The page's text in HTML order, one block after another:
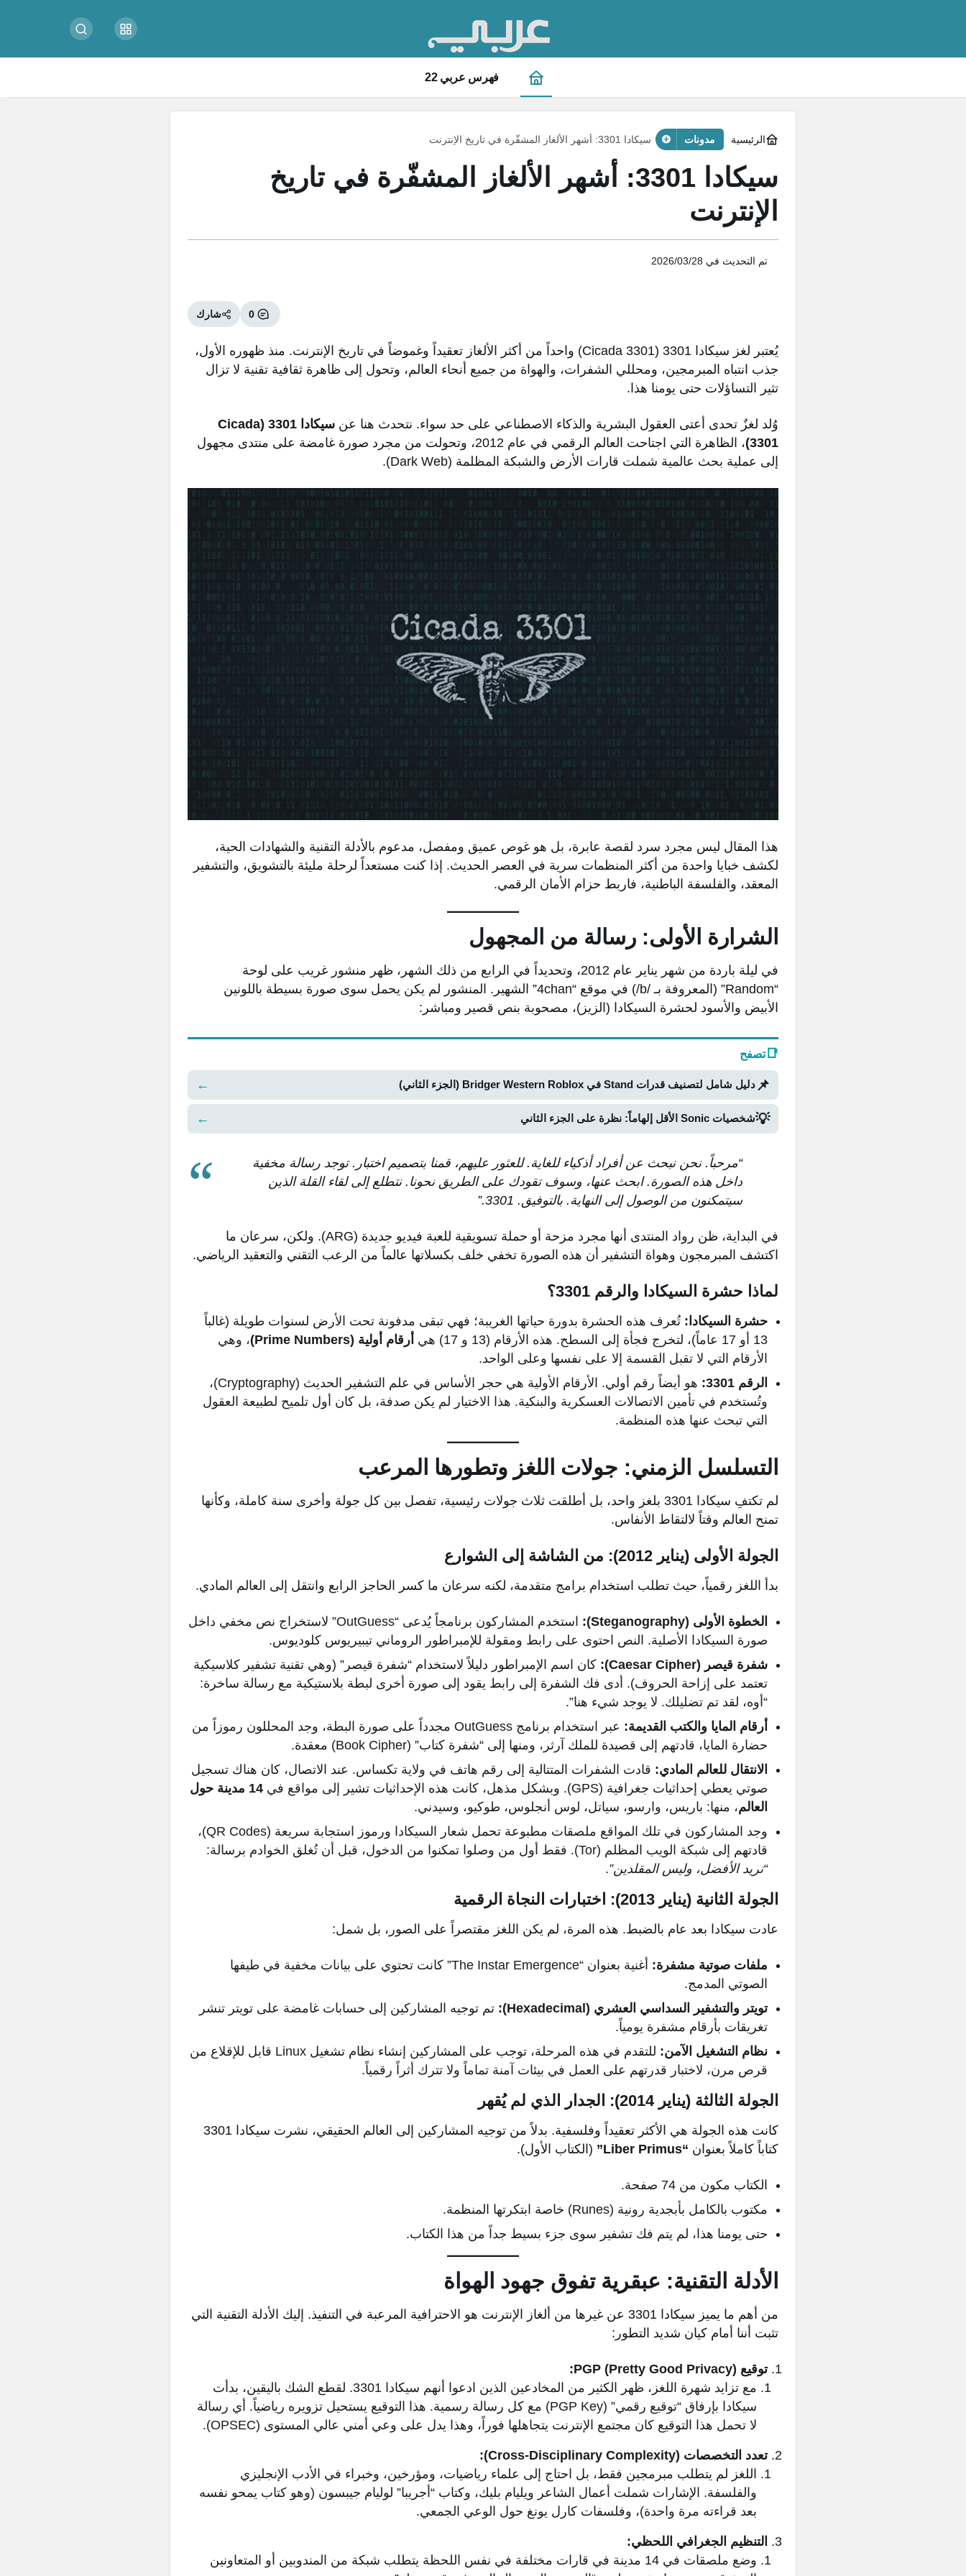
فهرس عربي 22
الرئيسية مدونات سيكادا 3301: أشهر الألغاز المشفّرة في تاريخ الإنترنت
سيكادا 3301: أشهر الألغاز المشفّرة في تاريخ
الإنترنت
تم التحديث في 2026/03/28
0 شارك
يُعتبر لغز سيكادا 3301 (Cicada 3301) واحداً من أكثر الألغاز تعقيداً وغموضاً في تاريخ الإنترنت. منذ ظهوره الأول،
جذب انتباه المبرمجين، ومحللي الشفرات، والهواة من جميع أنحاء العالم، وتحول إلى ظاهرة ثقافية تقنية لا تزال
تثير التساؤلات حتى يومنا هذا.
وُلد لغزٌ تحدى أعتى العقول البشرية والذكاء الاصطناعي على حد سواء. نتحدث هنا عن
سيكادا 3301 (Cicada
3301)
، الظاهرة التي اجتاحت العالم الرقمي في عام 2012، وتحولت من مجرد صورة غامضة على منتدى مجهول
إلى عملية بحث عالمية شملت قارات الأرض والشبكة المظلمة (Dark Web).
هذا المقال ليس مجرد سرد لقصة عابرة، بل هو غوص عميق ومفصل، مدعوم بالأدلة التقنية والشهادات الحية،
لكشف خبايا واحدة من أكثر المنظمات سرية في العصر الحديث. إذا كنت مستعداً لرحلة مليئة بالتشويق، والتشفير
المعقد، والفلسفة الباطنية، فاربط حزام الأمان الرقمي.
الشرارة الأولى: رسالة من المجهول
في ليلة باردة من شهر يناير عام 2012، وتحديداً في الرابع من ذلك الشهر، ظهر منشور غريب على لوحة
“Random” (المعروفة بـ /b/) في موقع “4chan” الشهير. المنشور لم يكن يحمل سوى صورة بسيطة باللونين
الأبيض والأسود لحشرة السيكادا (الزيز)، مصحوبة بنص قصير ومباشر:
📑تصفح
📌دليل شامل لتصنيف قدرات Stand في Bridger Western Roblox (الجزء الثاني) ←
💡شخصيات Sonic الأقل إلهاماً: نظرة على الجزء الثاني ←
“مرحباً. نحن نبحث عن أفراد أذكياء للغاية. للعثور عليهم، قمنا بتصميم اختبار. توجد رسالة مخفية
داخل هذه الصورة. ابحث عنها، وسوف تقودك على الطريق نحونا. نتطلع إلى لقاء القلة الذين
سيتمكنون من الوصول إلى النهاية. بالتوفيق. 3301.”
في البداية، ظن رواد المنتدى أنها مجرد مزحة أو حملة تسويقية للعبة فيديو جديدة (ARG). ولكن، سرعان ما
اكتشف المبرمجون وهواة التشفير أن هذه الصورة تخفي خلف بكسلاتها عالماً من الرعب التقني والتعقيد الرياضي.
لماذا حشرة السيكادا والرقم 3301؟
حشرة السيكادا: تُعرف هذه الحشرة بدورة حياتها الغريبة؛ فهي تبقى مدفونة تحت الأرض لسنوات طويلة (غالباً
13 أو 17 عاماً)، لتخرج فجأة إلى السطح. هذه الأرقام (13 و 17) هي
أرقام أولية (Prime Numbers)
، وهي
الأرقام التي لا تقبل القسمة إلا على نفسها وعلى الواحد.
الرقم 3301:
هو أيضاً رقم أولي. الأرقام الأولية هي حجر الأساس في علم التشفير الحديث (Cryptography)،
وتُستخدم في تأمين الاتصالات العسكرية والبنكية. هذا الاختيار لم يكن صدفة، بل كان أول تلميح لطبيعة العقول
التي تبحث عنها هذه المنظمة.
التسلسل الزمني: جولات اللغز وتطورها المرعب
لم تكتفِ سيكادا 3301 بلغز واحد، بل أطلقت ثلاث جولات رئيسية، تفصل بين كل جولة وأخرى سنة كاملة، وكأنها
تمنح العالم وقتاً لالتقاط الأنفاس.
الجولة الأولى (يناير 2012): من الشاشة إلى الشوارع
بدأ اللغز رقمياً، حيث تطلب استخدام برامج متقدمة، لكنه سرعان ما كسر الحاجز الرابع وانتقل إلى العالم المادي.
الخطوة الأولى (Steganography):
استخدم المشاركون برنامجاً يُدعى “OutGuess” لاستخراج نص مخفي داخل
صورة السيكادا الأصلية. النص احتوى على رابط ومقولة للإمبراطور الروماني تيبيريوس كلوديوس.
شفرة قيصر (Caesar Cipher):
كان اسم الإمبراطور دليلاً لاستخدام “شفرة قيصر” (وهي تقنية تشفير كلاسيكية
تعتمد على إزاحة الحروف). أدى فك الشفرة إلى رابط يقود إلى صورة أخرى لبطة بلاستيكية مع رسالة ساخرة:
“أوه، لقد تم تضليلك. لا يوجد شيء هنا”.
أرقام المايا والكتب القديمة:
عبر استخدام برنامج OutGuess مجدداً على صورة البطة، وجد المحللون رموزاً من
حضارة المايا، قادتهم إلى قصيدة للملك آرثر، ومنها إلى “شفرة كتاب” (Book Cipher) معقدة.
الانتقال للعالم المادي: قادت الشفرات المتتالية إلى رقم هاتف في ولاية تكساس. عند الاتصال، كان هناك تسجيل
صوتي يعطي إحداثيات جغرافية (GPS). وبشكل مذهل، كانت هذه الإحداثيات تشير إلى مواقع في
14 مدينة حول
العالم، منها: باريس، وارسو، سياتل، لوس أنجلوس، طوكيو، وسيدني.
وجد المشاركون في تلك المواقع ملصقات مطبوعة تحمل شعار السيكادا ورموز استجابة سريعة (QR Codes)،
قادتهم إلى شبكة الويب المظلم (Tor). فقط أول من وصلوا تمكنوا من الدخول، قبل أن تُغلق الخوادم برسالة:
“نريد الأفضل، وليس المقلدين”.
الجولة الثانية (يناير 2013): اختبارات النجاة الرقمية
عادت سيكادا بعد عام بالضبط. هذه المرة، لم يكن اللغز مقتصراً على الصور، بل شمل:
ملفات صوتية مشفرة:
أغنية بعنوان “The Instar Emergence” كانت تحتوي على بيانات مخفية في طيفها
الصوتي المدمج.
تويتر والتشفير السداسي العشري (Hexadecimal):
تم توجيه المشاركين إلى حسابات غامضة على تويتر تنشر
تغريقات بأرقام مشفرة يومياً.
نظام التشغيل الآمن:
للتقدم في هذه المرحلة، توجب على المشاركين إنشاء نظام تشغيل Linux قابل للإقلاع من
قرص مرن، لاختبار قدرتهم على العمل في بيئات آمنة تماماً ولا تترك أثراً رقمياً.
الجولة الثالثة (يناير 2014): الجدار الذي لم يُقهر
كانت هذه الجولة هي الأكثر تعقيداً وفلسفية. بدلاً من توجيه المشاركين إلى العالم الحقيقي، نشرت سيكادا 3301
كتاباً كاملاً بعنوان “Liber Primus” (الكتاب الأول).
الكتاب مكون من 74 صفحة.
مكتوب بالكامل بأبجدية رونية (Runes) خاصة ابتكرتها المنظمة.
حتى يومنا هذا، لم يتم فك تشفير سوى جزء بسيط جداً من هذا الكتاب.
الأدلة التقنية: عبقرية تفوق جهود الهواة
من أهم ما يميز سيكادا 3301 عن غيرها من ألغاز الإنترنت هو الاحترافية المرعبة في التنفيذ. إليك الأدلة التقنية التي
تثبت أننا أمام كيان شديد التطور:
توقيع PGP (Pretty Good Privacy):
مع تزايد شهرة اللغز، ظهر الكثير من المخادعين الذين ادعوا أنهم سيكادا 3301. لقطع الشك باليقين، بدأت
سيكادا بإرفاق “توقيع رقمي” (PGP Key) مع كل رسالة رسمية. هذا التوقيع يستحيل تزويره رياضياً. أي رسالة
لا تحمل هذا التوقيع كان مجتمع الإنترنت يتجاهلها فوراً، وهذا يدل على وعي أمني عالي المستوى (OPSEC).
تعدد التخصصات (Cross-Disciplinary Complexity):
اللغز لم يتطلب مبرمجين فقط، بل احتاج إلى علماء رياضيات، ومؤرخين، وخبراء في الأدب الإنجليزي
والفلسفة. الإشارات شملت أعمال الشاعر ويليام بليك، وكتاب “أجريبا” لوليام جيبسون (وهو كتاب يمحو نفسه
بعد قراءته مرة واحدة)، وفلسفات كارل يونغ حول الوعي الجمعي.
التنظيم الجغرافي اللحظي:
وضع ملصقات في 14 مدينة في قارات مختلفة في نفس اللحظة يتطلب شبكة من المندوبين أو المتعاونين